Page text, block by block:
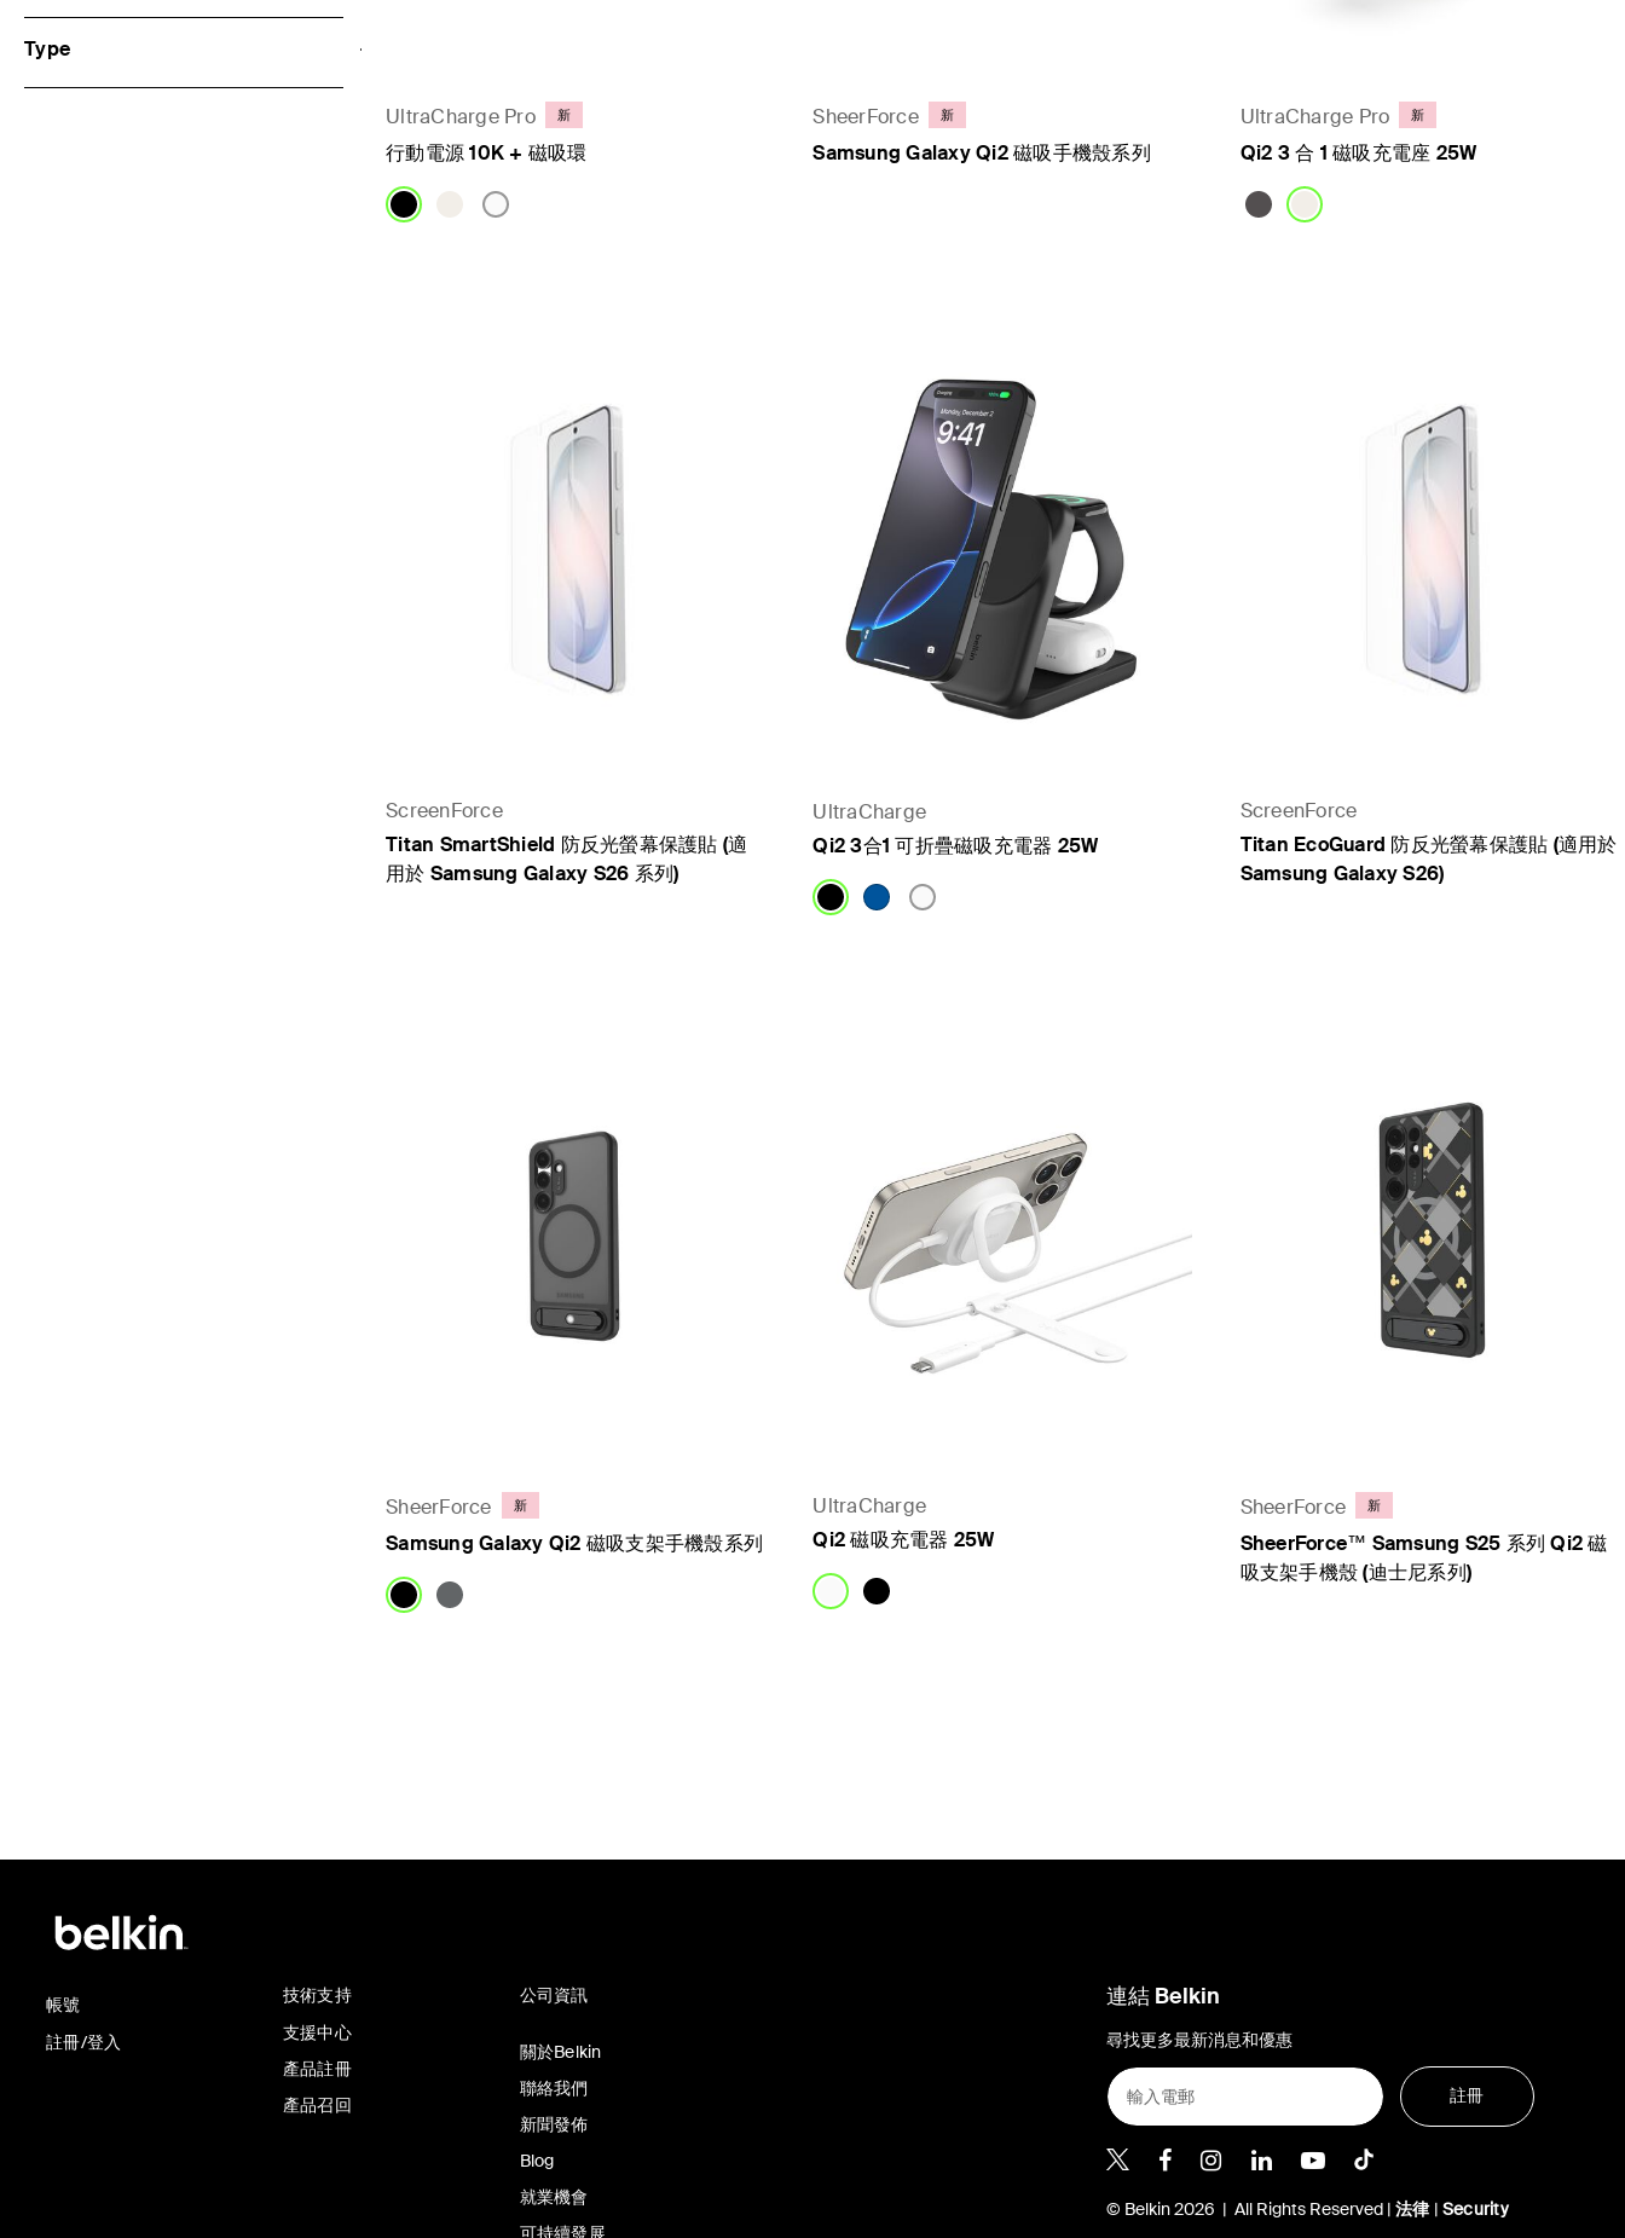
Type
UltraCharge Pro 新
行動電源 10K + 磁吸環
SheerForce 新
Samsung Galaxy Qi2 磁吸手機殼系列
UltraCharge Pro 新
Qi2 3 合 1 磁吸充電座 25W
ScreenForce
Titan SmartShield 防反光螢幕保護貼 (適
用於 Samsung Galaxy S26 系列)
UltraCharge
Qi2 3合1 可折疊磁吸充電器 25W
ScreenForce
Titan EcoGuard 防反光螢幕保護貼 (適用於
Samsung Galaxy S26)
SheerForce 新
Samsung Galaxy Qi2 磁吸支架手機殼系列
UltraCharge
Qi2 磁吸充電器 25W
SheerForce 新
SheerForce™ Samsung S25 系列 Qi2 磁
吸支架手機殼 (迪士尼系列)
帳號
註冊/登入
技術支持
支援中心
產品註冊
產品召回
公司資訊
關於Belkin
聯絡我們
新聞發佈
Blog
就業機會
可持續發展
連結 Belkin
尋找更多最新消息和優惠
註冊
Belkin Twitter
Belkin Hong Kong Facebook
Belkin Instagram
Belkin Hong Kong
Belkin Youtube
Belkin TikTok
© Belkin 2026 | All Rights Reserved |法律 | Security